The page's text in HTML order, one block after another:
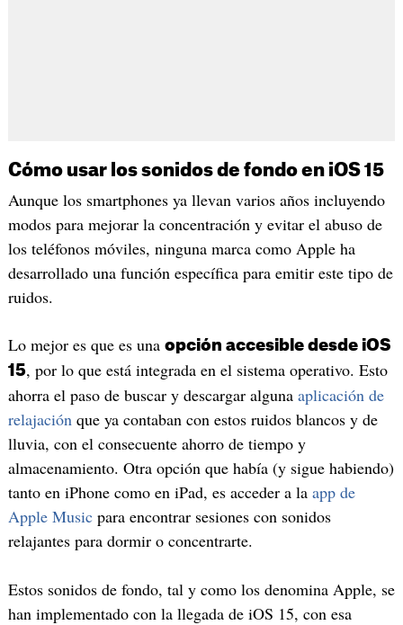
Cómo usar los sonidos de fondo en iOS 15
Aunque los smartphones ya llevan varios años incluyendo
modos para mejorar la concentración y evitar el abuso de
los teléfonos móviles, ninguna marca como Apple ha
desarrollado una función específica para emitir este tipo de
ruidos.
Lo mejor es que es una opción accesible desde iOS
15, por lo que está integrada en el sistema operativo. Esto
ahorra el paso de buscar y descargar alguna aplicación de
relajaciónque ya contaban con estos ruidos blancos y de
lluvia, con el consecuente ahorro de tiempo y
almacenamiento. Otra opción que había (y sigue habiendo)
tanto en iPhone como en iPad, es acceder a la app de
Apple Musicpara encontrar sesiones con sonidos
relajantes para dormir o concentrarte.
Estos sonidos de fondo, tal y como los denomina Apple, se
han implementado con la llegada de iOS 15, con esa